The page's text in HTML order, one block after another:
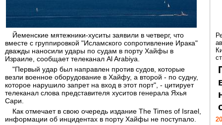
Йеменские мятежники-хуситы заявили в четверг, что
вместе с группировкой "Исламского сопротивление Ирака"
дважды наносили удары по судам в порту Хайфы в
Израиле, сообщает телеканал Al Arabiya.
"Первый удар был направлен против судов, которые
везли военное оборудование в Хайфу, а второй - по судну,
которое нарушило запрет на вход в этот порт", - цитирует
телеканал слова представителя хуситов генерала Яхья
Сари.
Как отмечает в свою очередь издание The Times of Israel,
информации об инцидентах в порту Хайфы не поступало.